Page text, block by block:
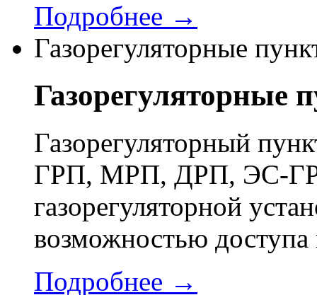
Подробнее →
Газорегуляторные
Газорегуляторные
Газорегуляторный
ГРП, МРП, ДРП, ЭС-
газорегуляторной
возможностью доступа
Подробнее →